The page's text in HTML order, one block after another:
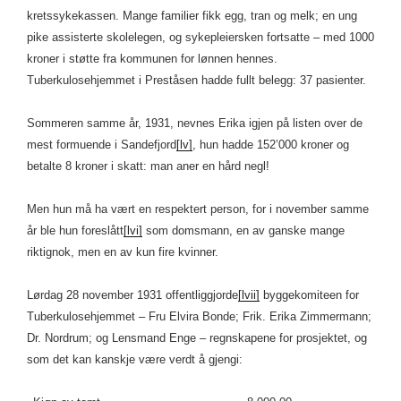
kretssykekassen. Mange familier fikk egg, tran og melk; en ung
pike assisterte skolelegen, og sykepleiersken fortsatte – med 1000
kroner i støtte fra kommunen for lønnen hennes.
Tuberkulosehjemmet i Preståsen hadde fullt belegg: 37 pasienter.
Sommeren samme år, 1931, nevnes Erika igjen på listen over de
mest formuende i Sandefjord [lv] , hun hadde 152’000 kroner og
betalte 8 kroner i skatt: man aner en hård negl!
Men hun må ha vært en respektert person, for i november samme
år ble hun foreslått[lvi] som domsmann, en av ganske mange
riktignok, men en av kun fire kvinner.
Lørdag 28 november 1931 offentliggjorde[lvii] byggekomiteen for
Tuberkulosehjemmet – Fru Elvira Bonde; Frik. Erika Zimmermann;
Dr. Nordrum; og Lensmand Enge – regnskapene for prosjektet, og
som det kan kanskje være verdt å gjengi: